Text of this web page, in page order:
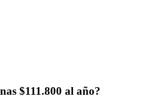
$111.800 al año?